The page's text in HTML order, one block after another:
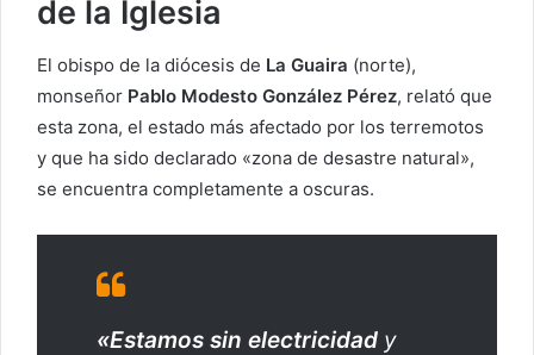
de la Iglesia
El obispo de la diócesis de La Guaira (norte),
monseñor Pablo Modesto González Pérez, relató que
esta zona, el estado más afectado por los terremotos
y que ha sido declarado «zona de desastre natural»,
se encuentra completamente a oscuras.
«Estamos sin electricidad y